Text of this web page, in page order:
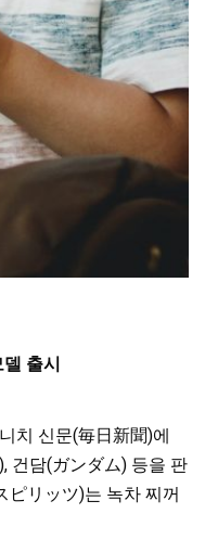
출시
치 신문(毎日新聞)에
건담(ガンダム) 등을 판
ピリッツ)는 녹차 찌꺼